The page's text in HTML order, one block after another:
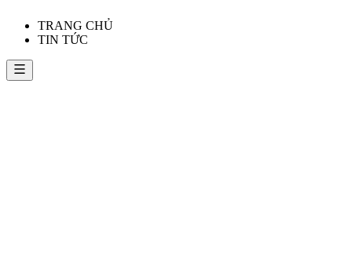
TRANG CHỦ
TIN TỨC